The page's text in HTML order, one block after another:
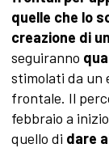
quelle che lo
creazione di
seguiranno
stimolati da un
frontale. Il
febbraio a
quello di dare